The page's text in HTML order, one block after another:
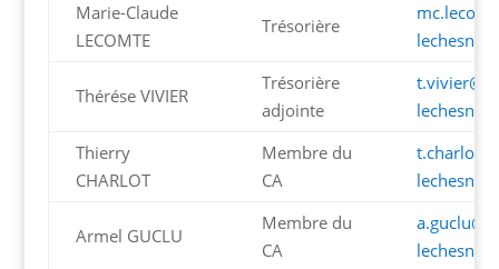
Marie-Claude
LECOMTE
Trésorière
Thérése VIVIER
Trésorière
adjointe
Thierry
CHARLOT
Membre du
CA
Armel GUCLU
Membre du
CA